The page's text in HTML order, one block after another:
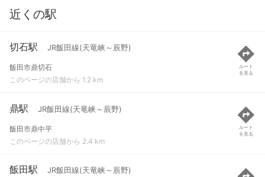
近くの駅
切石駅 JR飯田線(天竜峡～辰野)
飯田市鼎切石
このページの店舗から 1.2 km
ルート
を見る
鼎駅 JR飯田線(天竜峡～辰野)
飯田市鼎中平
このページの店舗から 2.4 km
ルート
を見る
飯田駅 JR飯田線(天竜峡～辰野)